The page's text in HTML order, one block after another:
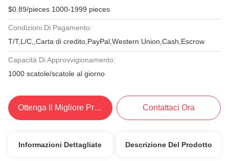
$0.89/pieces 1000-1999 pieces
Condizioni Di Pagamento:
T/T,L/C,,Carta di credito,PayPal,Western Union,Cash,Escrow
Capacità Di Approvvigionamento:
1000 scatole/scatole al giorno
Ottenga Il Migliore Prezzo Contattaci Ora
Informazioni Dettagliate Descrizione Del Prodotto